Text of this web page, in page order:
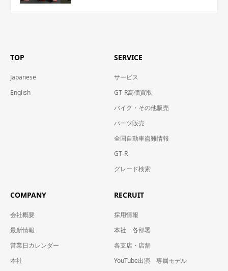
TOP
Japanese
English
SERVICE
サービス
GT-R高価買取
バイク・その他販売
パーツ販売
全国自動車盗難情報
GT-R
グレード検索
COMPANY
会社概要
最新情報
営業日カレンダー
本社
RECRUIT
採用情報
本社 各部署
各支店・店舗
YouTube出演 専属モデル